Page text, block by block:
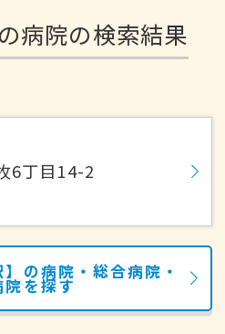
病院の検索結果
6丁目14-2
】の病院・総合病院・
院を探す